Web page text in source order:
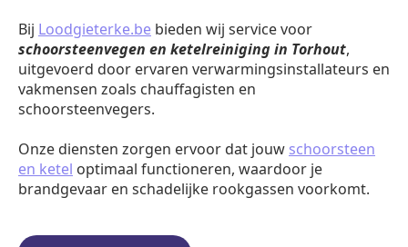
Bij Loodgieterke.be bieden wij service voor
schoorsteenvegen en ketelreiniging in Torhout,
uitgevoerd door ervaren verwarmingsinstallateurs en
vakmensen zoals chauffagisten en
schoorsteenvegers.
Onze diensten zorgen ervoor dat jouw schoorsteen
en ketel optimaal functioneren, waardoor je
brandgevaar en schadelijke rookgassen voorkomt.